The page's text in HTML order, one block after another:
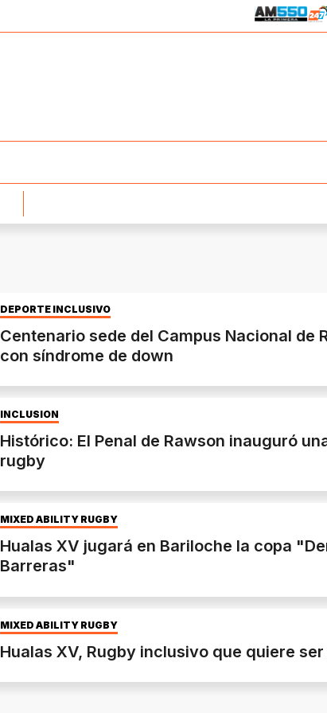
DEPORTE INCLUSIVO
Centenario sede del Campus Nacional de
con síndrome de down
INCLUSION
Histórico: El Penal de Rawson inauguró
rugby
MIXED ABILITY RUGBY
Hualas XV jugará en Bariloche la copa
Barreras"
MIXED ABILITY RUGBY
Hualas XV, Rugby inclusivo que quiere